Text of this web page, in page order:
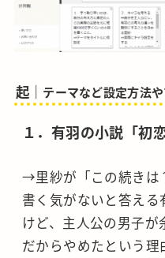
起｜ テーマなど設定方法
１．有羽の小説「初
→里紗が「この続きは
書く気がないと答え
けど、主人公の男子
だからやめたという理